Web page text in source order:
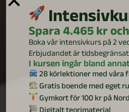
Spara 4.465 kr
Boka vår intensivkurs på 2
Erbjudandet är
I kursen ingår bland
28 körlektioner med våra
Gratis boende med eget
Gymkort för 100 kr på
Digitalt teorimaterial